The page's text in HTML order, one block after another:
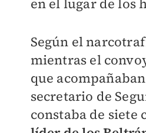
en el lugar de los
Según el
mientras el
que
secretario de
constaba de siete